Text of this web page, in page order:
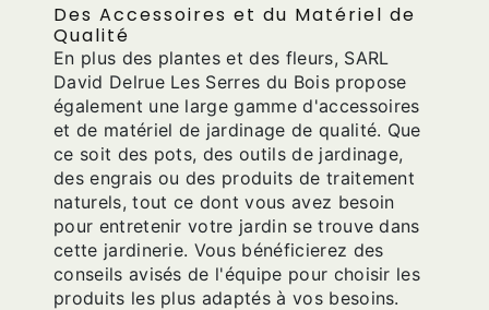
Des Accessoires et du Matériel de
Qualité
En plus des plantes et des fleurs, SARL
David Delrue Les Serres du Bois propose
également une large gamme d'accessoires
et de matériel de jardinage de qualité. Que
ce soit des pots, des outils de jardinage,
des engrais ou des produits de traitement
naturels, tout ce dont vous avez besoin
pour entretenir votre jardin se trouve dans
cette jardinerie. Vous bénéficierez des
conseils avisés de l'équipe pour choisir les
produits les plus adaptés à vos besoins.